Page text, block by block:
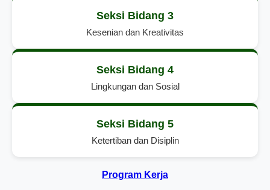
Seksi Bidang 3
Kesenian dan Kreativitas
Seksi Bidang 4
Lingkungan dan Sosial
Seksi Bidang 5
Ketertiban dan Disiplin
Program Kerja